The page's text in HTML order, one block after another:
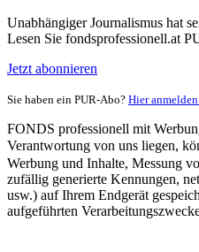
Unabhängiger Journalismus hat
Lesen Sie fondsprofessionell.at
Jetzt abonnieren
Sie haben ein PUR-Abo? Hier anmelden.
FONDS professionell mit
Verantwortung von uns liegen,
Werbung und Inhalte, Messung
zufällig generierte Kennungen,
usw.) auf Ihrem Endgerät
aufgeführten